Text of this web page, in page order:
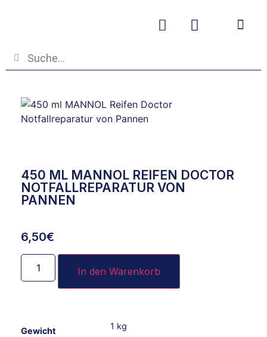
450 ML MANNOL REIFEN DOCTOR
NOTFALLREPARATUR VON
PANNEN
6,50€
In den Warenkorb
Gewicht 1 kg